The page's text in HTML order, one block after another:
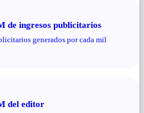
de ingresos publicitarios
generados por cada mil
del editor